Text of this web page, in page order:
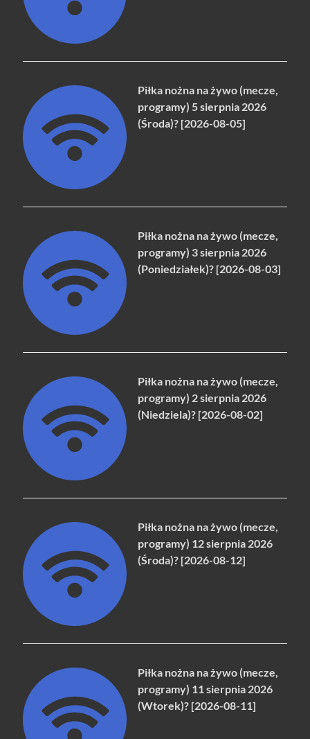
Piłka nożna na żywo (mecze,
programy) 5 sierpnia 2026
(Środa)? [2026-08-05]
Piłka nożna na żywo (mecze,
programy) 3 sierpnia 2026
(Poniedziałek)? [2026-08-03]
Piłka nożna na żywo (mecze,
programy) 2 sierpnia 2026
(Niedziela)? [2026-08-02]
Piłka nożna na żywo (mecze,
programy) 12 sierpnia 2026
(Środa)? [2026-08-12]
Piłka nożna na żywo (mecze,
programy) 11 sierpnia 2026
(Wtorek)? [2026-08-11]